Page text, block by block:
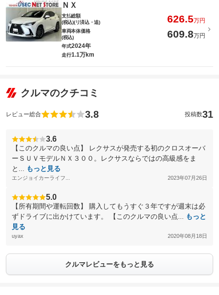
ＮＸ
支払総額
(税込)(リ済込・追)
626.5万円
車両本体価格
(税込)
609.8万円
年式2024年
走行1.1万km
クルマのクチコミ
レビュー総合 3.8 投稿数31
3.6
【このクルマの良い点】 レクサスが発売する初のクロスオーバ
ーＳＵＶモデルＮＸ３００。レクサスならではの高級感をま
と...
もっと見る
エンジョイカーライフ... 2023年07月26日
5.0
【所有期間や運転回数】 購入してもうすぐ３年ですが週末は必
ずドライブに出かけています。 【このクルマの良い点...
もっと
見る
uyax 2020年08月18日
クルマレビューをもっと見る